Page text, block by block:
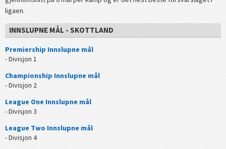
ligaen.
INNSLUPNE MÅL - SKOTTLAND
Premiership Innslupne mål
- Divisjon 1
Championship Innslupne mål
- Divisjon 2
League One Innslupne mål
- Divisjon 3
League Two Innslupne mål
- Divisjon 4